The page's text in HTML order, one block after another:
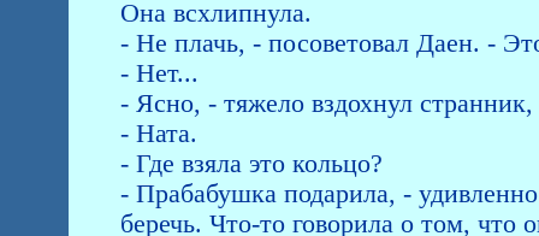
Она всхлипнула.
- Не плачь, - посоветовал Даен. -
- Нет...
- Ясно, - тяжело вздохнул странник,
- Ната.
- Где взяла это кольцо?
- Прабабушка подарила, -
беречь. Что-то говорила о том, что